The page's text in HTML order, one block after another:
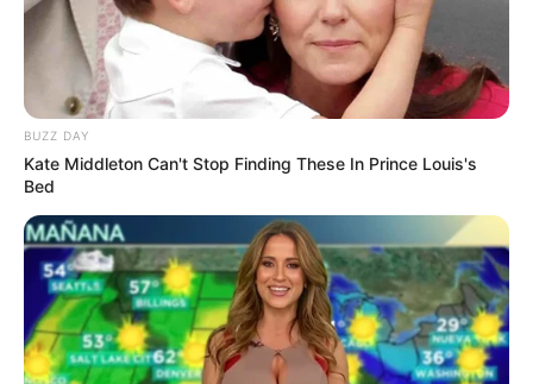
(foto: talenttribe)
8. Untuk tetap meningkatkan mood pegawai, Shopee
menyediakan meja biliar, meja bola tenis, meja tenis
meja, serta sebuah arcade. Fasilitas rekreasi ini cocok
banget untuk pekerja milenial
BUZZ DAY
Kate Middleton Can't Stop Finding These In Prince Louis's
Bed